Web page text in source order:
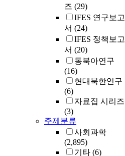
즈 (29)
IFES 연구보고
서 (24)
IFES 정책보고
서 (20)
동북아연구
(16)
현대북한연구
(6)
자료집 시리즈
(3)
주제분류
사회과학
(2,895)
기타 (6)